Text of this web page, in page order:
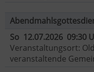
So 12.07.2026 09:30
Veranstaltungsort:
veranstaltende